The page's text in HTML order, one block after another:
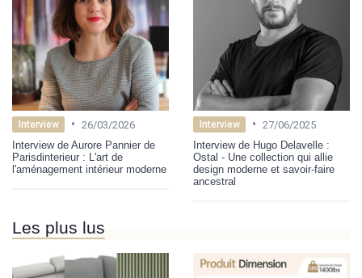
Interview • 26/03/2026
Interview de Aurore Pannier de
Parisdinterieur : L'art de
l'aménagement intérieur moderne
Interview • 27/06/2025
Interview de Hugo Delavelle :
Ostal - Une collection qui allie
design moderne et savoir-faire
ancestral
Les plus lus